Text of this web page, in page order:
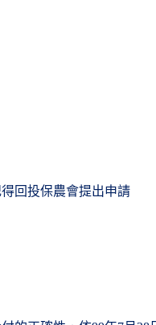
回投保農會提出申請